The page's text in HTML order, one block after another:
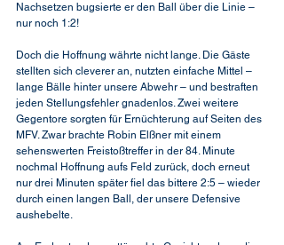
Nachsetzen bugsierte er den Ball über die Linie –
nur noch 1:2!
Doch die Hoffnung währte nicht lange. Die Gäste
stellten sich cleverer an, nutzten einfache Mittel –
lange Bälle hinter unsere Abwehr – und bestraften
jeden Stellungsfehler gnadenlos. Zwei weitere
Gegentore sorgten für Ernüchterung auf Seiten des
MFV. Zwar brachte Robin Elßner mit einem
sehenswerten Freistoßtreffer in der 84. Minute
nochmal Hoffnung aufs Feld zurück, doch erneut
nur drei Minuten später fiel das bittere 2:5 – wieder
durch einen langen Ball, der unsere Defensive
aushebelte.